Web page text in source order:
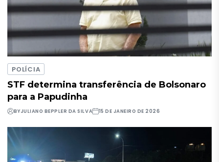
POLÍCIA
STF determina transferência de Bolsonaro
para a Papudinha
BYJULIANO BEPPLER DA SILVA 15 DE JANEIRO DE 2026